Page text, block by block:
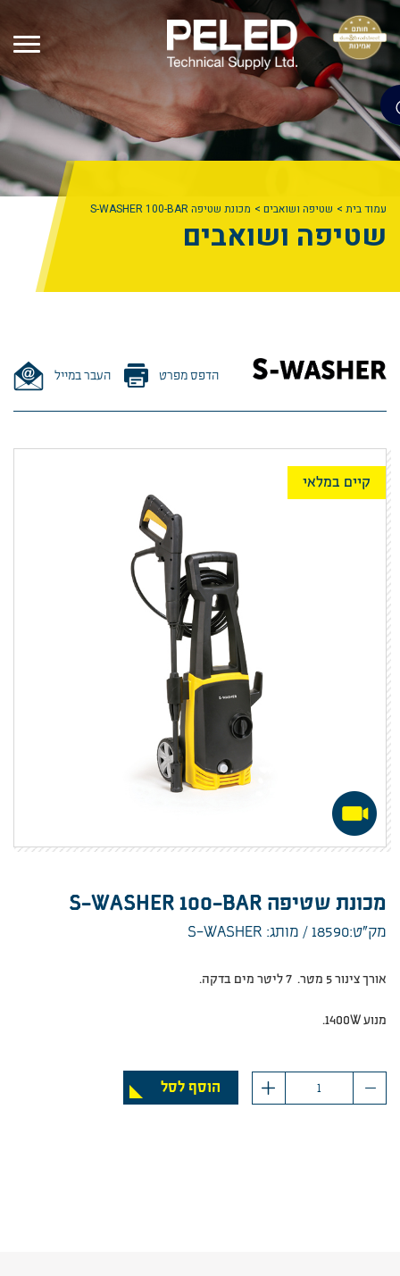
עמוד בית שטיפה ושואבים מכונת שטיפה S-WASHER 100-BAR
שטיפה ושואבים
הדפס מפרט העבר במייל
קיים במלאי
מכונת שטיפה S-WASHER 100-BAR
מק”ט:18590 מותג: S-WASHER
אורך צינור 5 מטר. 7 ליטר מים בדקה.
מנוע 1400W.
הוסף לסל